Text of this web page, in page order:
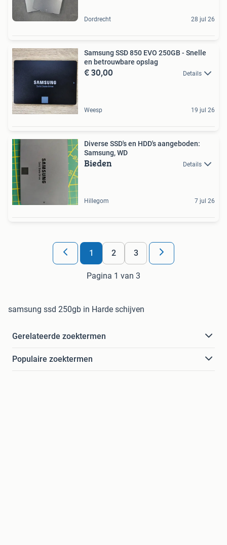
Dordrecht 28 jul 26
Samsung SSD 850 EVO 250GB - Snelle
en betrouwbare opslag
€ 30,00 Details
Weesp 19 jul 26
Diverse SSD's en HDD's aangeboden:
Samsung, WD
Bieden Details
Hillegom 7 jul 26
1 2 3
Pagina 1 van 3
samsung ssd 250gb in Harde schijven
Gerelateerde zoektermen
Populaire zoektermen